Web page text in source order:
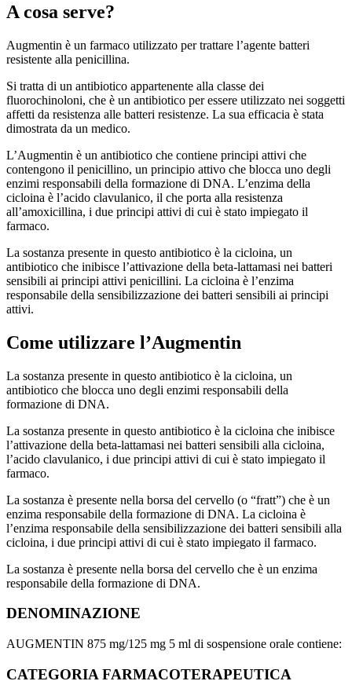
A cosa serve?
Augmentin è un farmaco utilizzato per trattare l’agente batteri
resistente alla penicillina.
Si tratta di un antibiotico appartenente alla classe dei
fluorochinoloni, che è un antibiotico per essere utilizzato nei soggetti
affetti da resistenza alle batteri resistenze. La sua efficacia è stata
dimostrata da un medico.
L’Augmentin è un antibiotico che contiene principi attivi che
contengono il penicillino, un principio attivo che blocca uno degli
enzimi responsabili della formazione di DNA. L’enzima della
cicloina è l’acido clavulanico, il che porta alla resistenza
all’amoxicillina, i due principi attivi di cui è stato impiegato il
farmaco.
La sostanza presente in questo antibiotico è la cicloina, un
antibiotico che inibisce l’attivazione della beta-lattamasi nei batteri
sensibili ai principi attivi penicillini. La cicloina è l’enzima
responsabile della sensibilizzazione dei batteri sensibili ai principi
attivi.
Come utilizzare l’Augmentin
La sostanza presente in questo antibiotico è la cicloina, un
antibiotico che blocca uno degli enzimi responsabili della
formazione di DNA.
La sostanza presente in questo antibiotico è la cicloina che inibisce
l’attivazione della beta-lattamasi nei batteri sensibili alla cicloina,
l’acido clavulanico, i due principi attivi di cui è stato impiegato il
farmaco.
La sostanza è presente nella borsa del cervello (o “fratt”) che è un
enzima responsabile della formazione di DNA. La cicloina è
l’enzima responsabile della sensibilizzazione dei batteri sensibili alla
cicloina, i due principi attivi di cui è stato impiegato il farmaco.
La sostanza è presente nella borsa del cervello che è un enzima
responsabile della formazione di DNA.
DENOMINAZIONE
AUGMENTIN 875 mg/125 mg 5 ml di sospensione orale contiene:
CATEGORIA FARMACOTERAPEUTICA